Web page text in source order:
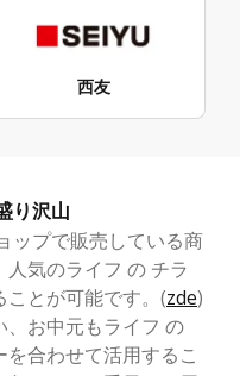
西友
り沢山
ップで販売している商
気のライフ の チラ
ことが可能です。(zde)
、お中元もライフ の
合わせて活用するこ